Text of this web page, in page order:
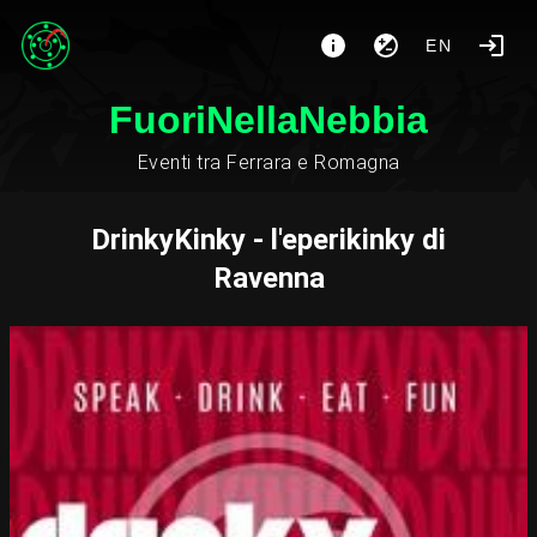
EN
FuoriNellaNebbia
Eventi tra Ferrara e Romagna
DrinkyKinky - l'eperikinky di
Ravenna